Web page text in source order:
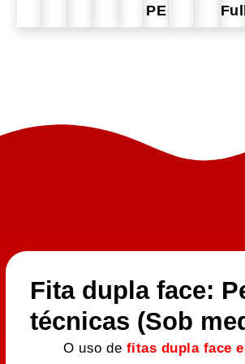
PE
Fita dupla face:
técnicas (Sob
O uso de fitas dupla face